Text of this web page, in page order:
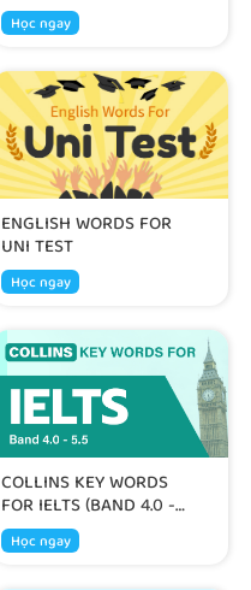
Học ngay
ENGLISH WORDS FOR
UNI TEST
Học ngay
COLLINS KEY WORDS
FOR IELTS (BAND 4.0 -
5.5)Học ngay